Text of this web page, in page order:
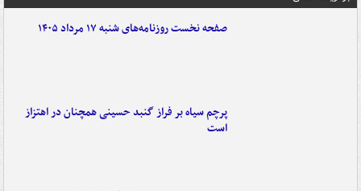
صفحه نخست روزنامه‌های شنبه ۱۷ مرداد ۱۴۰۵
پرچم سیاه بر فراز گنبد حسینی همچنان در اهتزاز
است